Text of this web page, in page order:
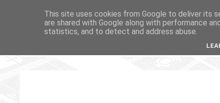
This site uses cookies from Google to deliver its
are shared with Google along with performance
statistics, and to detect and address abuse.